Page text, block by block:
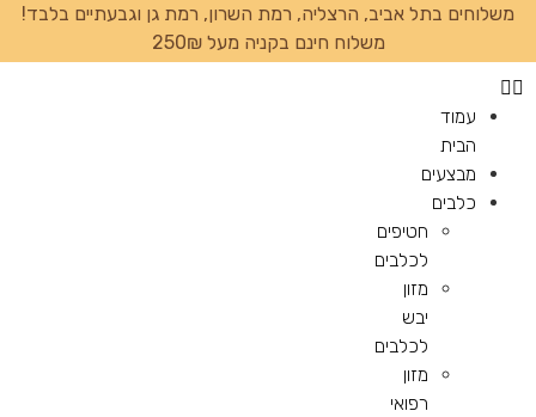
משלוחים בתל אביב, הרצליה, רמת השרון, רמת גן וגבעתיים בלבד!
משלוח חינם בקניה מעל 250₪
עמוד
הבית
מבצעים
כלבים
חטיפים
לכלבים
מזון
יבש
לכלבים
מזון
רפואי